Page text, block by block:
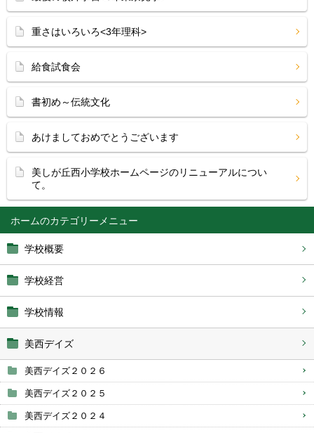
ホーム
学校概要
学校経営
学校情報
美西デイズ
美西デイズ２０２６
美西デイズ２０２５
美西デイズ２０２４
重さはいろいろ<3年理科>
給食試食会
書初め～伝統文化
あけましておめでとうございます
美しが丘西小学校ホームページのリニューアルについ
て。